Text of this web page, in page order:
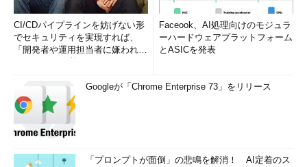
CI/CDパイプラインを妨げない形
でセキュリティを実現すれば、
「開発者や運用担当者に嫌われな
Faceook、AI処理向けのモジュラ
ーハードウェアプラットフォーム
とASICを発表
Googleが「Chrome Enterprise 73」をリリース
「プロンプトが面倒」の悲鳴を解消！ AI定着のス